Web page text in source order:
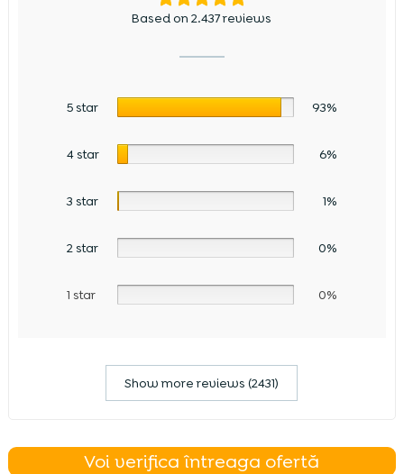
Based on 2.437 reviews
5 star 93%
4 star 6%
3 star 1%
2 star 0%
1 star 0%
Show more reviews (2431)
Voi verifica întreaga ofertă